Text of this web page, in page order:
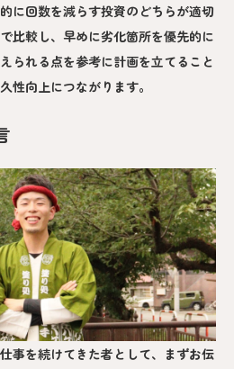
に回数を減らす投資のどちらが適切
比較し、早めに劣化箇所を優先的に
られる点を参考に計画を立てること
性向上につながります。
事を続けてきた者として、まずお伝